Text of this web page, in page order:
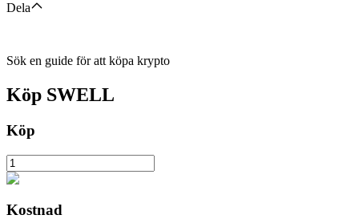
Dela
Sök en guide för att köpa krypto
Köp SWELL
Köp
Kostnad